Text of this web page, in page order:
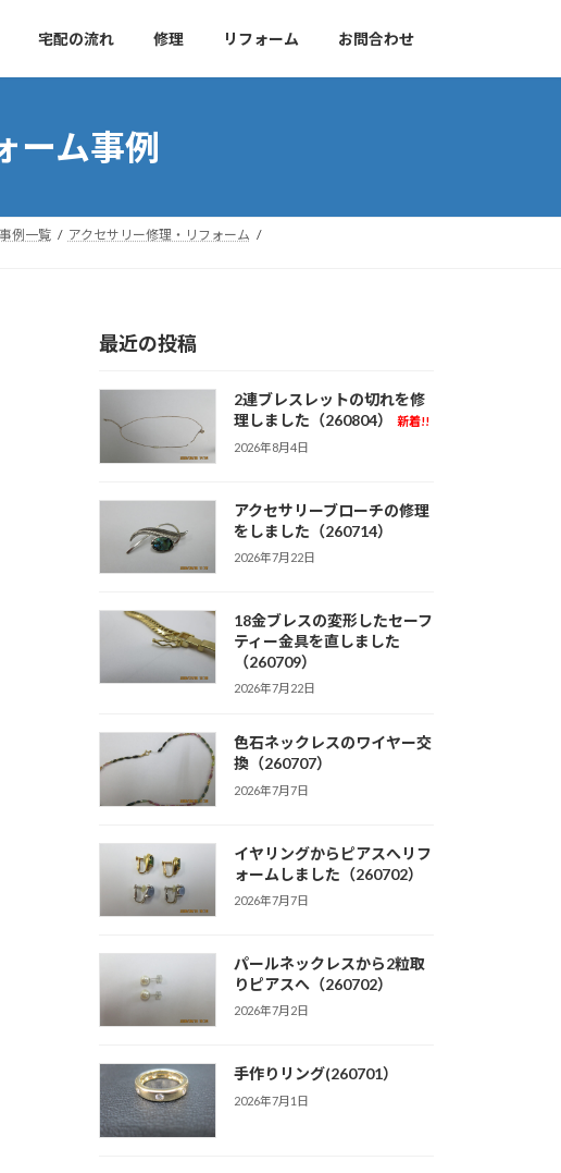
宅配の流れ 修理 リフォーム お問合わせ
ーム事例
例一覧
アクセサリー修理・リフォーム
最近の投稿
2連ブレスレットの切れを修
理しました（260804）
新着!!
2026年8月4日
アクセサリーブローチの修理
をしました（260714）
2026年7月22日
18金ブレスの変形したセーフ
ティー金具を直しました
（260709）
2026年7月22日
色石ネックレスのワイヤー交
換（260707）
2026年7月7日
イヤリングからピアスへリフ
ォームしました（260702）
2026年7月7日
パールネックレスから2粒取
りピアスへ（260702）
2026年7月2日
手作りリング(260701）
2026年7月1日